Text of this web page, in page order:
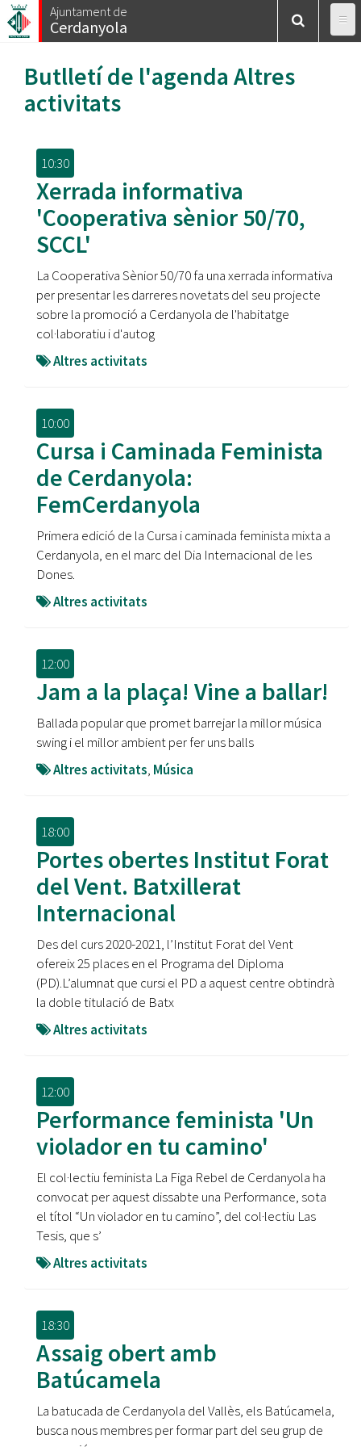
Vés
al
Ajuntament de
Cerdanyola
Butlletí de l'agenda Altres
activitats
10:30
Xerrada informativa
'Cooperativa sènior 50/70,
SCCL'
La Cooperativa Sènior 50/70 fa una xerrada informativa
per presentar les darreres novetats del seu projecte
sobre la promoció a Cerdanyola de l'habitatge
col·laboratiu i d'autog
Altres activitats
10:00
Cursa i Caminada Feminista
de Cerdanyola:
FemCerdanyola
Primera edició de la Cursa i caminada feminista mixta a
Cerdanyola, en el marc del Dia Internacional de les
Dones.
Altres activitats
12:00
Jam a la plaça! Vine a ballar!
Ballada popular que promet barrejar la millor música
swing i el millor ambient per fer uns balls
Altres activitats, Música
18:00
Portes obertes Institut Forat
del Vent. Batxillerat
Internacional
Des del curs 2020-2021, l’Institut Forat del Vent
ofereix 25 places en el Programa del Diploma
(PD).L’alumnat que cursi el PD a aquest centre obtindrà
la doble titulació de Batx
Altres activitats
12:00
Performance feminista 'Un
violador en tu camino'
El col·lectiu feminista La Figa Rebel de Cerdanyola ha
convocat per aquest dissabte una Performance, sota
el títol “Un violador en tu camino”, del col·lectiu Las
Tesis, que s’
Altres activitats
18:30
Assaig obert amb
Batúcamela
La batucada de Cerdanyola del Vallès, els Batúcamela,
busca nous membres per formar part del seu grup de